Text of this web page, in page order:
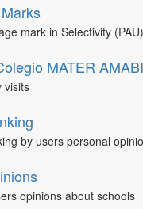
mark in Selectivity (PAU)
MATER
visits
by users personal
opinions about schools